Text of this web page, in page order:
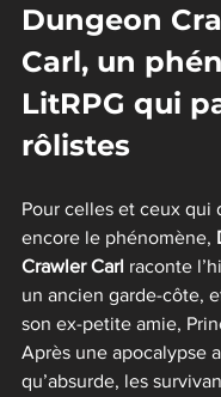
Dungeon
Carl, un
LitRPG qui
rôlistes
Pour celles et ceux qui
encore le phénomène,
Crawler Carl raconte
un ancien garde-côte,
son ex-petite amie,
Après une apocalypse
qu’absurde, les